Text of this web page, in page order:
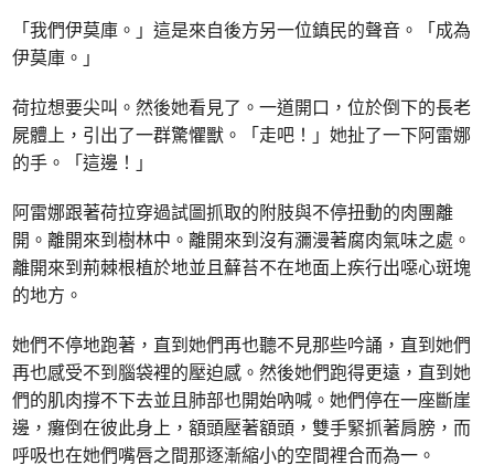
「我們伊莫庫。」這是來自後方另一位鎮民的聲音。「成為
伊莫庫。」
荷拉想要尖叫。然後她看見了。一道開口，位於倒下的長老
屍體上，引出了一群驚懼獸。「走吧！」她扯了一下阿雷娜
的手。「這邊！」
阿雷娜跟著荷拉穿過試圖抓取的附肢與不停扭動的肉團離
開。離開來到樹林中。離開來到沒有瀰漫著腐肉氣味之處。
離開來到荊棘根植於地並且蘚苔不在地面上疾行出噁心斑塊
的地方。
她們不停地跑著，直到她們再也聽不見那些吟誦，直到她們
再也感受不到腦袋裡的壓迫感。然後她們跑得更遠，直到她
們的肌肉撐不下去並且肺部也開始吶喊。她們停在一座斷崖
邊，癱倒在彼此身上，額頭壓著額頭，雙手緊抓著肩膀，而
呼吸也在她們嘴唇之間那逐漸縮小的空間裡合而為一。